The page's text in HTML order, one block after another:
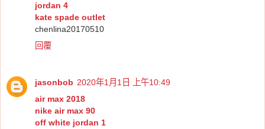
jordan 4
kate spade outlet
chenlina20170510
回覆
jasonbob 2020年1月1日 上午10:49
air max 2018
nike air max 90
off white jordan 1